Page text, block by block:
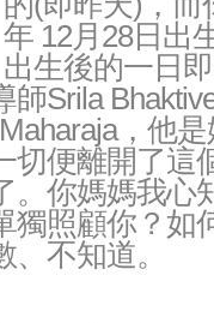
年 12月28日出
出生後的一日
師Srila
，他
便離開了這
。你媽媽我心
獨照顧你？如
不知道。